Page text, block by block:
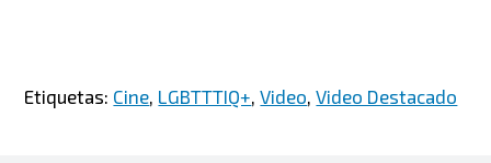
Etiquetas: Cine LGBTTTIQ+ ,Video ,Video Destacado